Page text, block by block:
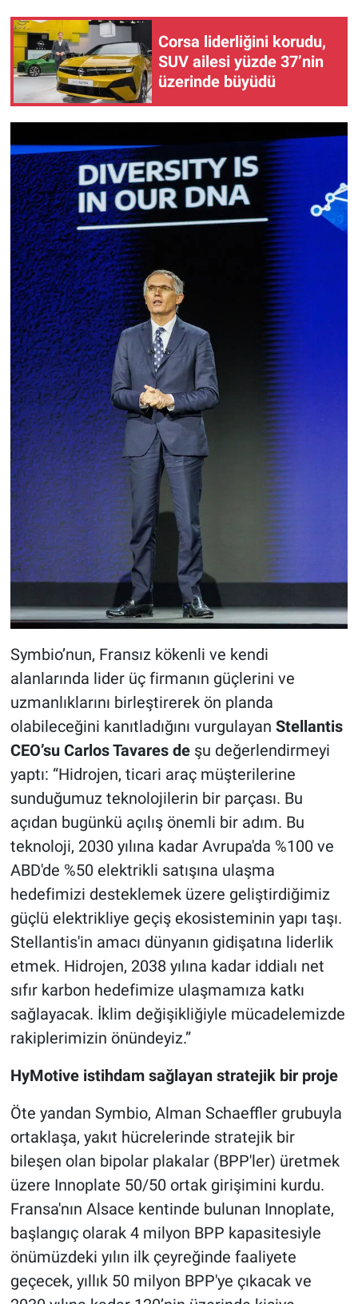
Corsa liderliğini korudu,
SUV ailesi yüzde 37’nin
üzerinde büyüdü
Symbio’nun, Fransız kökenli ve kendi
alanlarında lider üç firmanın güçlerini ve
uzmanlıklarını birleştirerek ön planda
olabileceğini kanıtladığını vurgulayan Stellantis
CEO’su Carlos Tavares de şu değerlendirmeyi
yaptı: “Hidrojen, ticari araç müşterilerine
sunduğumuz teknolojilerin bir parçası. Bu
açıdan bugünkü açılış önemli bir adım. Bu
teknoloji, 2030 yılına kadar Avrupa'da %100 ve
ABD'de %50 elektrikli satışına ulaşma
hedefimizi desteklemek üzere geliştirdiğimiz
güçlü elektrikliye geçiş ekosisteminin yapı taşı.
Stellantis'in amacı dünyanın gidişatına liderlik
etmek. Hidrojen, 2038 yılına kadar iddialı net
sıfır karbon hedefimize ulaşmamıza katkı
sağlayacak. İklim değişikliğiyle mücadelemizde
rakiplerimizin önündeyiz.”
HyMotive istihdam sağlayan stratejik bir proje
Öte yandan Symbio, Alman Schaeffler grubuyla
ortaklaşa, yakıt hücrelerinde stratejik bir
bileşen olan bipolar plakalar (BPP'ler) üretmek
üzere Innoplate 50/50 ortak girişimini kurdu.
Fransa'nın Alsace kentinde bulunan Innoplate,
başlangıç olarak 4 milyon BPP kapasitesiyle
önümüzdeki yılın ilk çeyreğinde faaliyete
geçecek, yıllık 50 milyon BPP'ye çıkacak ve